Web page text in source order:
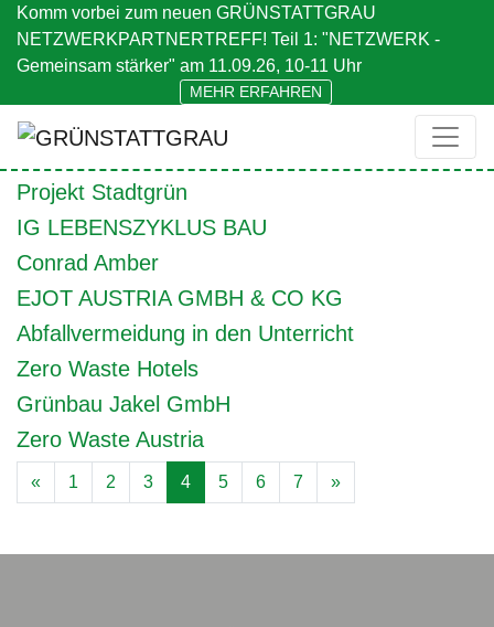
Komm vorbei zum neuen GRÜNSTATTGRAU
NETZWERKPARTNERTREFF! Teil 1: "NETZWERK -
Gemeinsam stärker" am 11.09.26, 10-11 Uhr
MEHR ERFAHREN
GEBOTENES THEMA:
BERATUNG
INITIATIVE2030 – live the goals
Projekt Stadtgrün
IG LEBENSZYKLUS BAU
Conrad Amber
EJOT AUSTRIA GMBH & CO KG
Abfallvermeidung in den Unterricht
Zero Waste Hotels
Grünbau Jakel GmbH
Zero Waste Austria
Beitragsnavigation
« 1 2 3 4 5 6 7 »